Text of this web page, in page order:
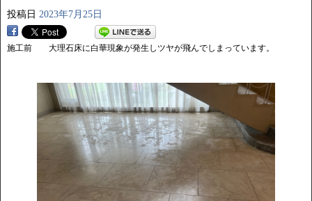
投稿日 2023年7月25日
施工前 大理石床に白華現象が発生しツヤが飛んでしまっています。